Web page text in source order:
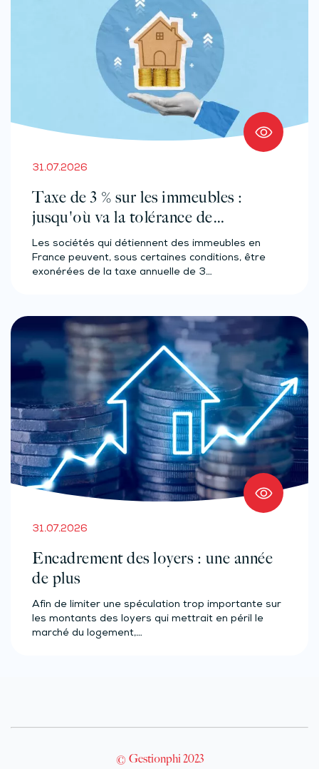
31.07.2026
Taxe de 3 % sur les immeubles :
jusqu'où va la tolérance de
l'administration ?
Les sociétés qui détiennent des immeubles en
France peuvent, sous certaines conditions, être
exonérées de la taxe annuelle de 3…
31.07.2026
Encadrement des loyers : une année
de plus
Afin de limiter une spéculation trop importante sur
les montants des loyers qui mettrait en péril le
marché du logement,…
© Gestionphi 2023